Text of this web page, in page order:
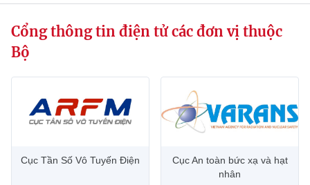
Trang chủ
Chức năng nhiệm vụ
Tin tức sự kiện
Hệ thống văn bản
Cổng thông tin điện tử các đơn vị thuộc
Bộ
Cục Tần Số Vô Tuyến Điện
Cục An toàn bức xạ và hạt
nhân